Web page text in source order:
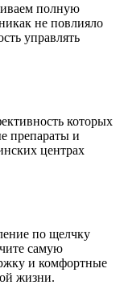
полную
не повлияло
управлять
которых
препараты и
центрах
по щелчку
самую
и комфортные
жизни.